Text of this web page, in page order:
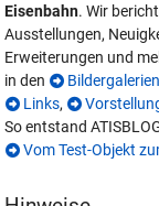
Eisenbahn. Wir
Ausstellungen,
Erweiterungen und
in den
Bildergalerien
Links,
So entstand
Vom Test-Objekt